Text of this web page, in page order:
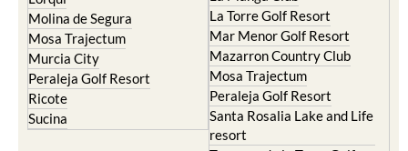
Molina de Segura
Mosa Trajectum
Murcia City
Peraleja Golf Resort
Ricote
Sucina
La Torre Golf Resort
Mar Menor Golf Resort
Mazarron Country Club
Mosa Trajectum
Peraleja Golf Resort
Santa Rosalia Lake and Life
resort